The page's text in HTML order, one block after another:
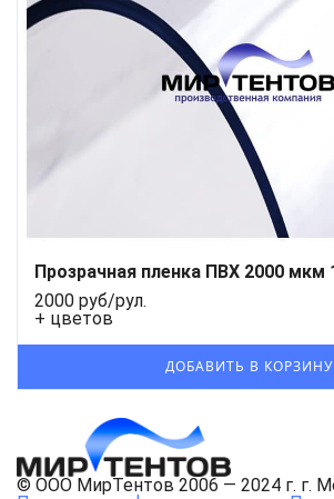
Прозрачная пленка ПВХ 2000 мкм
2000 руб/рул.
+ цветов
© ООО МирТентов 2006 — 2024 г. г.